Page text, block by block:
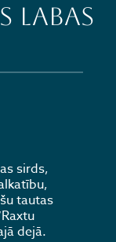
LABAS
sirds,
tautas
dejā.